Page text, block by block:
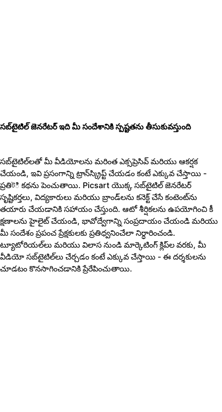
సబ్‌టైటిల్ జెనరేటర్ ఇది మీ సందేశానికి స్పష్టతను తీసుకువస్తుంది
సబ్‌టైటిల్‌లతో మీ వీడియోలను మరింత ఎక్సప్రెసివ్ మరియు ఆకర్షక
చేయండి, ఇవి ప్రసంగాన్ని ట్రాన్‌స్క్రిప్ట్ చేయడం కంటే ఎక్కువ చేస్తాయి -
ప్రతిটి కథను పెంచుతాయి. Picsart యొక్క సబ్‌టైటిల్ జెనరేటర్
సృష్టికర్తలు, విద్యకారులు మరియు బ్రాండ్‌లను కనెక్ట్ చేసే కంటెంట్‌ను
తయారు చేయడానికి సహాయం చేస్తుంది. ఆటో శీర్షికలను ఉపయోగించి కీ
క్షణాలను హైలైట్ చేయండి, భావోద్వేగాన్ని సంప్రదాయం చేయండి మరియు
మీ సందేశం ప్రపంచ ప్రేక్షకులకు ప్రతిధ్వనించేలా నిర్ధారించండి.
ట్యూటోరియల్‌లు మరియు విలాస నుండి మార్కెటింగ్ క్లిప్‌ల వరకు, మీ
వీడియో సబ్‌టైటిల్‌లు చేర్చడం కంటే ఎక్కువ చేస్తాయి - ఈ దర్శకులను
చూడటం కొనసాగించడానికి ప్రేరేపించుతాయి.